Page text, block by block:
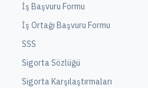
İş Başvuru Formu
İş Ortağı Başvuru Formu
SSS
Sigorta Sözlüğü
Sigorta Karşılaştırmaları